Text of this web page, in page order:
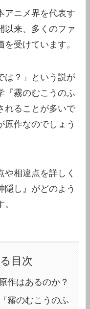
アニメ界を代表す
以来、多くのファ
受けています。
は？」という説が
『霧のむこうのふ
れることが多いで
原作なのでしょう
や相違点を詳しく
隠し』がどのよう
目次
作はあるのか？
霧のむこうのふ